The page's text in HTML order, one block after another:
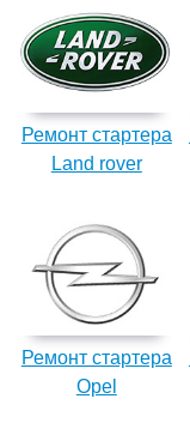
Ремонт стартера
Land rover
Ремонт стартера
Opel